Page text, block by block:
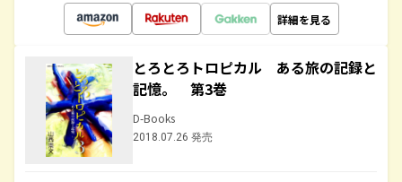
詳細を見る
とろとろトロピカル ある旅の記録と
記憶。 第3巻
D-Books
2018.07.26 発売